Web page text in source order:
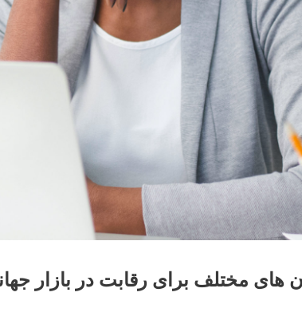
های مختلف برای رقابت در بازار